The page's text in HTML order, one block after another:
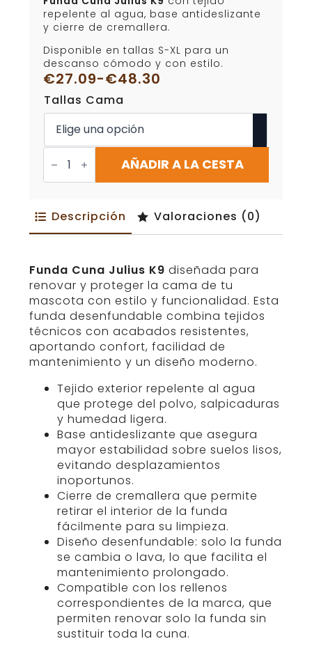
repelente al agua, base antideslizante
y cierre de cremallera.
Disponible en tallas S-XL para un
descanso cómodo y con estilo.
€27.09-€48.30
Rango
de
precios:
desde
€27.09
hasta
€48.30
Tallas Cama
Funda
Cuna
Julius
K9
AÑADIR A LA CESTA
Descripción Valoraciones (0)
Funda Cuna Julius K9 diseñada para
renovar y proteger la cama de tu
mascota con estilo y funcionalidad. Esta
funda desenfundable combina tejidos
técnicos con acabados resistentes,
aportando confort, facilidad de
mantenimiento y un diseño moderno.
Tejido exterior repelente al agua
que protege del polvo, salpicaduras
y humedad ligera.
Base antideslizante que asegura
mayor estabilidad sobre suelos lisos,
evitando desplazamientos
inoportunos.
Cierre de cremallera que permite
retirar el interior de la funda
fácilmente para su limpieza.
Diseño desenfundable: solo la funda
se cambia o lava, lo que facilita el
mantenimiento prolongado.
Compatible con los rellenos
correspondientes de la marca, que
permiten renovar solo la funda sin
sustituir toda la cuna.